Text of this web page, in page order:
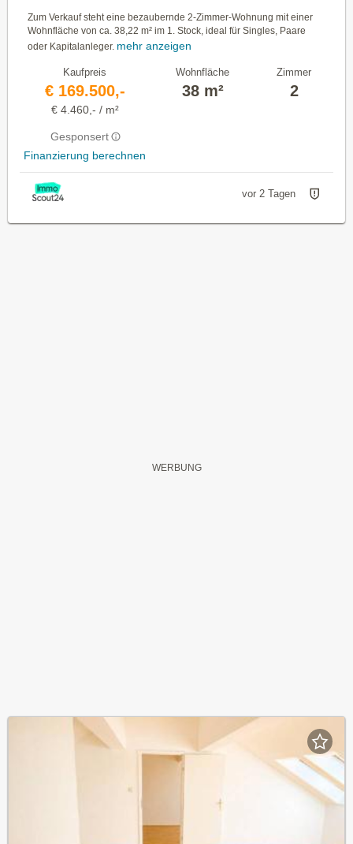
Zum Verkauf steht eine bezaubernde 2-Zimmer-Wohnung mit einer
Wohnfläche von ca. 38,22 m² im 1. Stock, ideal für Singles, Paare
oder Kapitalanleger. mehr anzeigen
Kaufpreis
€ 169.500,-
€ 4.460,- / m²
Gesponsert
Finanzierung berechnen
Wohnfläche
38 m²
Zimmer
2
vor 2 Tagen